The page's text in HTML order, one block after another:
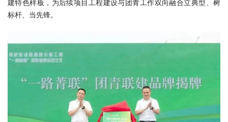
建特色样板，为后续项目工程建设与团青工作双向融合立典型、树
标杆、当先锋。